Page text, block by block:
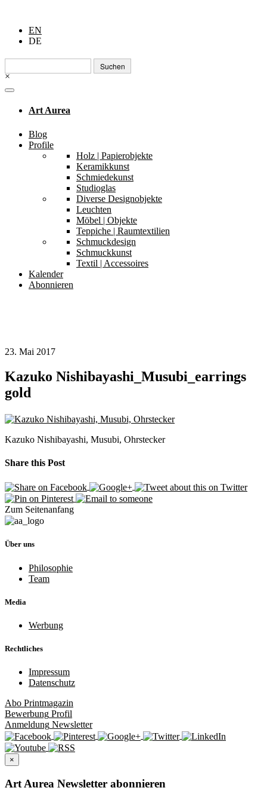
EN
DE
Suchen
nach:
×
Art Aurea
Blog
Profile
Holz | Papierobjekte
Keramikkunst
Schmiedekunst
Studioglas
Diverse Designobjekte
Leuchten
Möbel | Objekte
Teppiche | Raumtextilien
Schmuckdesign
Schmuckkunst
Textil | Accessoires
Kalender
Abonnieren
23. Mai 2017
Kazuko Nishibayashi_Musubi_earrings
gold
Kazuko Nishibayashi, Musubi, Ohrstecker
Share this Post
Zum Seitenanfang
Über uns
Philosophie
Team
Media
Werbung
Rechtliches
Impressum
Datenschutz
Abo Printmagazin
Bewerbung Profil
Anmeldung Newsletter
×
Art Aurea Newsletter abonnieren